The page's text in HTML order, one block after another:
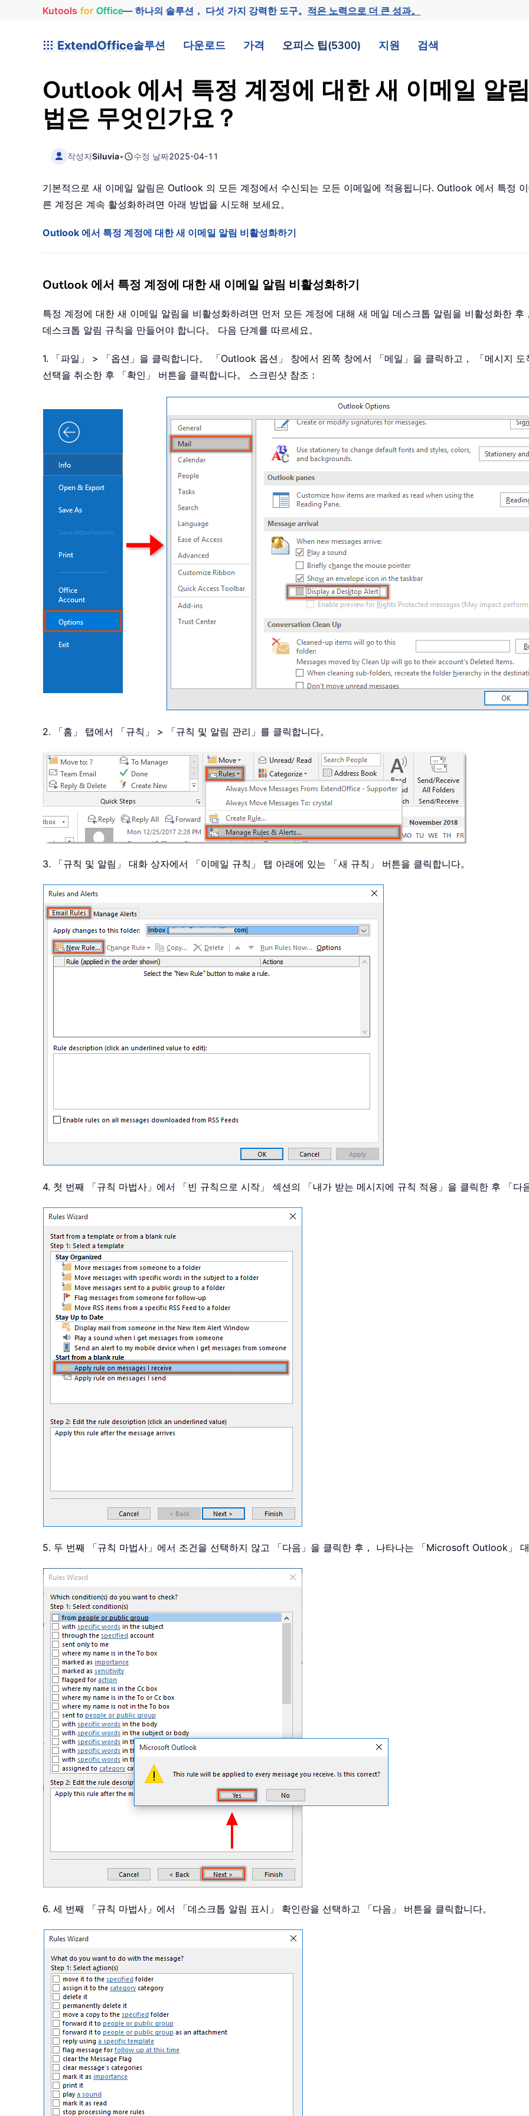
Kutools for Office— 하나의 솔루션， 다섯 가지 강력한 도구。적은 노력으로 더 큰 성과。
ExtendOffice솔루션 다운로드 가격 오피스 팁(5300) 지원 검색
Outlook 에서 특정 계정에 대한 새 이메일 알
법은 무엇인가요？
작성자Siluvia• 수정 날짜2025-04-11
기본적으로 새 이메일 알림은 Outlook 의 모든 계정에서 수신되는 모든 이메일에 적용됩니다. Outlook 에서 특정
른 계정은 계속 활성화하려면 아래 방법을 시도해 보세요。
Outlook 에서 특정 계정에 대한 새 이메일 알림 비활성화하기
Outlook 에서 특정 계정에 대한 새 이메일 알림 비활성화하기
특정 계정에 대한 새 이메일 알림을 비활성화하려면 먼저 모든 계정에 대해 새 메일 데스크톱 알림을 비활성화한
데스크톱 알림 규칙을 만들어야 합니다。 다음 단계를 따르세요。
1. 「파일」 > 「옵션」을 클릭합니다。 「Outlook 옵션」 창에서 왼쪽 창에서 「메일」을 클릭하고， 「메시지
선택을 취소한 후 「확인」 버튼을 클릭합니다。 스크린샷 참조：
2. 「홈」 탭에서 「규칙」 > 「규칙 및 알림 관리」를 클릭합니다。
3. 「규칙 및 알림」 대화 상자에서 「이메일 규칙」 탭 아래에 있는 「새 규칙」 버튼을 클릭합니다。
4. 첫 번째 「규칙 마법사」에서 「빈 규칙으로 시작」 섹션의 「내가 받는 메시지에 규칙 적용」을 클릭한 후 「다
5. 두 번째 「규칙 마법사」에서 조건을 선택하지 않고 「다음」을 클릭한 후， 나타나는 「Microsoft Outlook」 대
6. 세 번째 「규칙 마법사」에서 「데스크톱 알림 표시」 확인란을 선택하고 「다음」 버튼을 클릭합니다。